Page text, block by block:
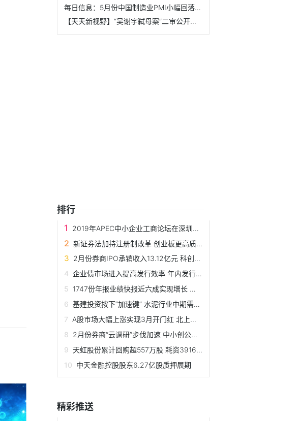
每日信息：5月份中国制造业PMI小幅回落 企业信心总体稳定
【天天新视野】“吴谢宇弑母案”二审公开宣判：驳回上诉 维...
排行
2019年APEC中小企业工商论坛在深圳开幕
新证券法加持注册制改革 创业板更高质量发展即日启程
2月份券商IPO承销收入13.12亿元 科创板项目占比近七成
企业债市场进入提高发行效率 年内发行总额或超6000亿元
1747份年报业绩快报近六成实现增长 净利润实现同比翻番公司达154家
基建投资按下“加速键” 水泥行业中期需求有保证
A股市场大幅上涨实现3月开门红 北上资金终结6日净流出
2月份券商“云调研”步伐加速 中小创公司仍是券商调研重点
天虹股份累计回购超557万股 耗资3916.7万元
中天金融控股股东6.27亿股质押展期
精彩推送